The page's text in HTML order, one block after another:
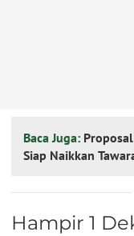
Baca Juga:
Siap Naikkan
Hampir 1